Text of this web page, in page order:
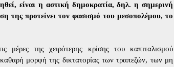
είναι η αστική δημοκρατία, δηλ. η σημερινή
της προτείνει τον φασισμό του μεσοπολέμου, το
μέρες της χειρότερης κρίσης του καπιταλισμού
μορφή της δικτατορίας των τραπεζών, των μη